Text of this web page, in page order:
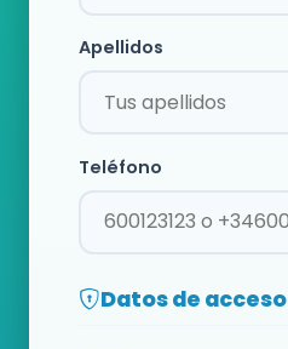
Apellidos
Teléfono
Datos de acceso